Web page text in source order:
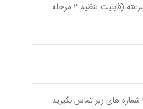
تعداد سرعت دستگاه : دو سرعته (قابلیت تنظیم ۲ مرحله
شماره های زیر تماس بگیرید.